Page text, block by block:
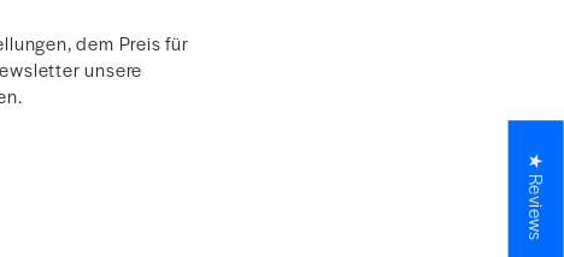
dem Preis für
unsere
★ Reviews